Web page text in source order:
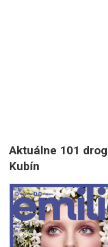
Aktuálne 101
Kubín